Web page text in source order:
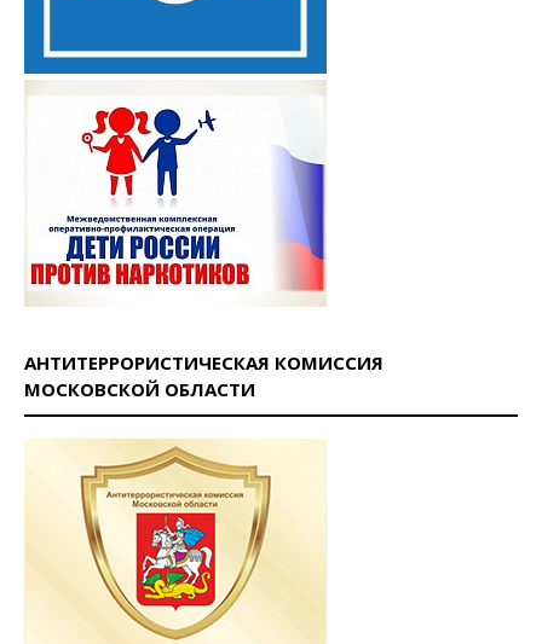
АНТИТЕРРОРИСТИЧЕСКАЯ КОМИССИЯ
МОСКОВСКОЙ ОБЛАСТИ